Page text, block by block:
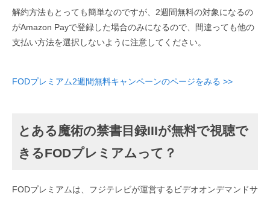
解約方法もとっても簡単なのですが、2週間無料の対象になるの
がAmazon Payで登録した場合のみになるので、間違っても他の
支払い方法を選択しないように注意してください。
FODプレミアム2週間無料キャンペーンのページをみる >>
とある魔術の禁書目録IIIが無料で視聴で
きるFODプレミアムって？
FODプレミアムは、フジテレビが運営するビデオオンデマンドサ